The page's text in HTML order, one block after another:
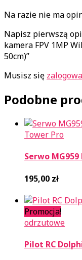
Na razie nie ma
Napisz pierwszą
kamera FPV 1MP
50cm)”
Musisz się
Podobne
Tower Pro
Serwo
195,00 zł
Promocja!
odrzutowe
Pilot RC